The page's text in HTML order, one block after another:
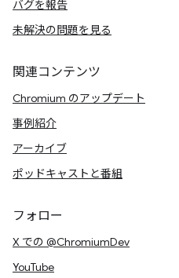
バグを報告
未解決の問題を見る
関連コンテンツ
Chromium のアップデート
事例紹介
アーカイブ
ポッドキャストと番組
フォロー
X での @ChromiumDev
YouTube